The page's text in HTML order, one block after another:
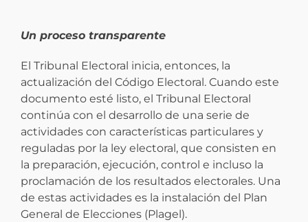
Un proceso transparente
El Tribunal Electoral inicia, entonces, la
actualización del Código Electoral. Cuando este
documento esté listo, el Tribunal Electoral
continúa con el desarrollo de una serie de
actividades con características particulares y
reguladas por la ley electoral, que consisten en
la preparación, ejecución, control e incluso la
proclamación de los resultados electorales. Una
de estas actividades es la instalación del Plan
General de Elecciones (Plagel).